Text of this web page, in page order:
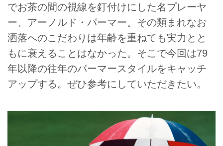
でお茶の間の視線を釘付けにした名プレーヤ
ー、アーノルド・パーマー。その類まれなお
洒落へのこだわりは年齢を重ねても実力とと
もに衰えることはなかった。そこで今回は79
年以降の往年のパーマースタイルをキャッチ
アップする。ぜひ参考にしていただきたい。